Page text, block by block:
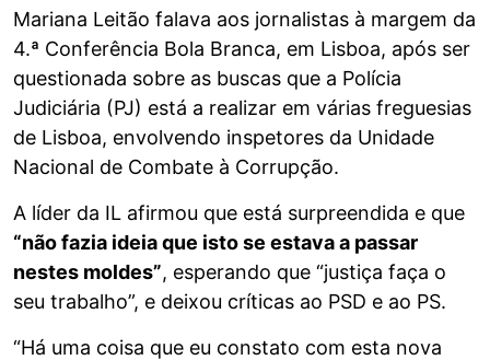
Mariana Leitão falava aos jornalistas à margem da
4.ª Conferência Bola Branca, em Lisboa, após ser
questionada sobre as buscas que a Polícia
Judiciária (PJ) está a realizar em várias freguesias
de Lisboa, envolvendo inspetores da Unidade
Nacional de Combate à Corrupção.
A líder da IL afirmou que está surpreendida e que
“não fazia ideia que isto se estava a passar
nestes moldes”, esperando que “justiça faça o
seu trabalho”, e deixou críticas ao PSD e ao PS.
“Há uma coisa que eu constato com esta nova